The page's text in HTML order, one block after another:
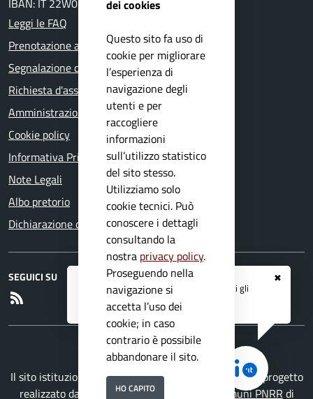
✖
Registrati ai serviziAPP IO
e ricevi tutti gli
aggiornamenti dall'Ente
IBAN: IT 22W0359901800000000131522
Leggi le FAQ
Prenotazione appuntamento
Segnalazione disservizio
Richiesta d'assistenza
Amministrazione trasparente
Cookie policy
Informativa Privacy
Note Legali
Albo pretorio
Dichiarazione di accessibilità
SEGUICI SU
Il sito istituzionale del Comune di Sabbio Chiese è un progetto
realizzato da
Secoval srlcon la Soluzione Comuni PNRR di
dei cookies
Questo sito fa uso di
cookie per migliorare
l’esperienza di
navigazione degli
utenti e per
raccogliere
informazioni
sull’utilizzo statistico
del sito stesso.
Utilizziamo solo
cookie tecnici. Può
conoscere i dettagli
consultando la
nostra privacy policy.
Proseguendo nella
navigazione si
accetta l’uso dei
cookie; in caso
contrario è possibile
abbandonare il sito.
HO CAPITO